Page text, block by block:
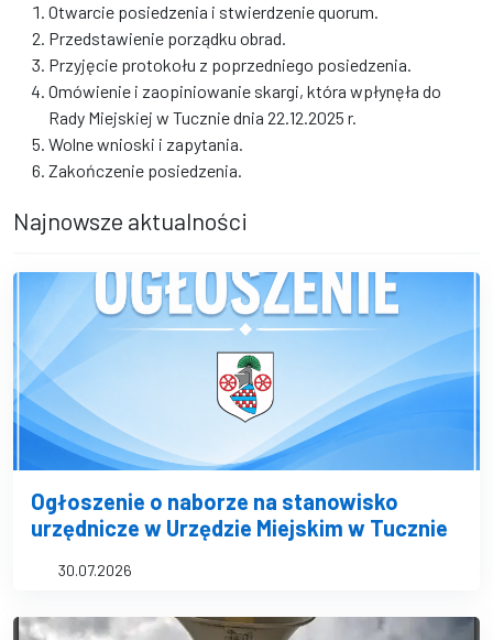
Otwarcie posiedzenia i stwierdzenie quorum.
Przedstawienie porządku obrad.
Przyjęcie protokołu z poprzedniego posiedzenia.
Omówienie i zaopiniowanie skargi, która wpłynęła do
Rady Miejskiej w Tucznie dnia 22.12.2025 r.
Wolne wnioski i zapytania.
Zakończenie posiedzenia.
Najnowsze aktualności
Ogłoszenie o naborze na stanowisko
urzędnicze w Urzędzie Miejskim w Tucznie
30.07.2026